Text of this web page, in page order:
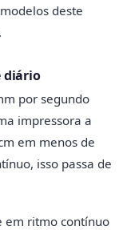
deste
diário
por segundo
impressora a
em menos de
isso passa de
em ritmo contínuo